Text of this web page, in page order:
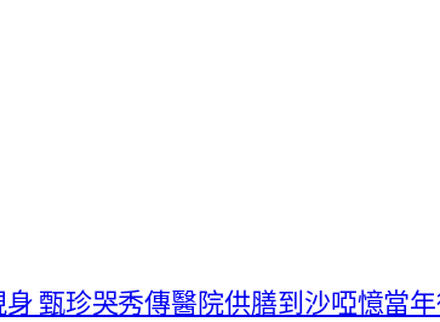
甄珍哭秀傳醫院供膳到沙啞憶當